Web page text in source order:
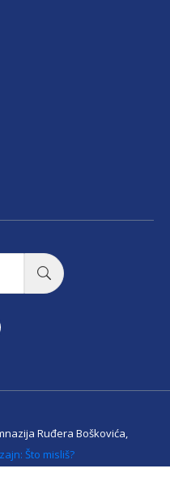
Ruđera Boškovića,
Što misliš?